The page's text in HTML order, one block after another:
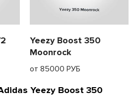
Yeezy Boost 350
Moonrock
от 85000 РУБ
Yeezy Boost 350